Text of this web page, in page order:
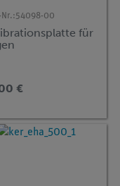
54098-00
für
€